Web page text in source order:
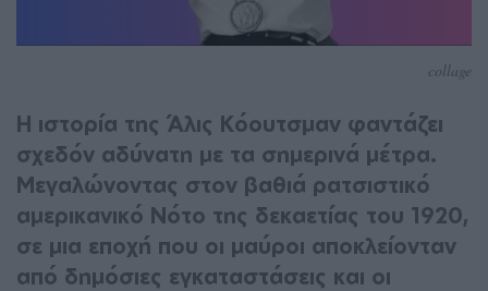
collage
Η ιστορία της Άλις Κόουτσμαν φαντάζει
σχεδόν αδύνατη με τα σημερινά μέτρα.
Μεγαλώνοντας στον βαθιά ρατσιστικό
αμερικανικό Νότο της δεκαετίας του 1920,
σε μια εποχή που οι μαύροι αποκλείονταν
από δημόσιες εγκαταστάσεις και οι